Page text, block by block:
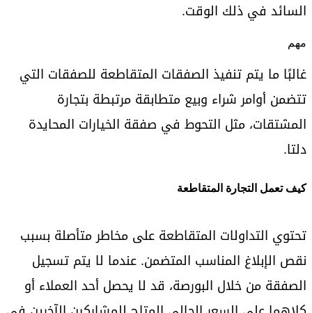
السائد في ذلك الوقت.
مهم
غالبًا ما يتم تنفيذ الصفقات المتقاطعة للصفقات التي
تتضمن أوامر شراء وبيع متطابقة مرتبطة بتجارة
المشتقات، مثل التحوط في صفقة الخيارات المحايدة
دلتا.
كيف تعمل التجارة المتقاطعة
تحتوي التداولات المتقاطعة على مخاطر متأصلة بسبب
نقص الإبلاغ المناسب المتضمن. عندما لا يتم تسجيل
الصفقة من خلال البورصة، قد لا يحصل أحد العملاء أو